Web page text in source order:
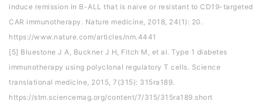
induce remission in B-ALL that is naive or resistant to CD19-targeted
CAR immunotherapy. Nature medicine, 2018, 24(1): 20.
https://www.nature.com/articles/nm.4441
[5] Bluestone J A, Buckner J H, Fitch M, et al. Type 1 diabetes
immunotherapy using polyclonal regulatory T cells. Science
translational medicine, 2015, 7(315): 315ra189.
https://stm.sciencemag.org/content/7/315/315ra189.short